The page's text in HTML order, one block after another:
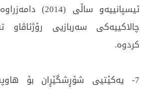
ئیسپانییەو ساڵی
چالاکییەکی سەربازیی رۆژئاڤاو
کردوە.
7- یەکێتیی شۆڕشگێڕان بۆ